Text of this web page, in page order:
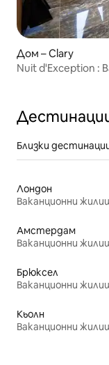
Дом – Clary
Nuit d'Exception :
Близки
Лондон
Амстердам
Брюксел
Кьолн